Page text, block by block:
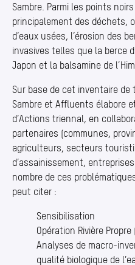
Sambre. Parmi les points
principalement des déchets,
d’eaux usées, l’érosion des
invasives telles que la berce
Japon et la balsamine de
Sur base de cet inventaire de
Sambre et Affluents élabore
d’Actions triennal, en
partenaires (communes,
agriculteurs, secteurs
d’assainissement,
nombre de ces
peut citer :
Sensibilisation
Opération Rivière Propre
Analyses de macro-
qualité biologique de